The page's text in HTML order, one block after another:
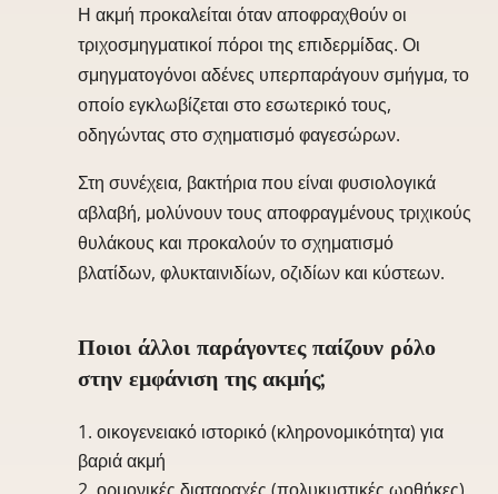
Η ακμή προκαλείται όταν αποφραχθούν οι
τριχοσμηγματικοί πόροι της επιδερμίδας. Οι
σμηγματογόνοι αδένες υπερπαράγουν σμήγμα, το
οποίο εγκλωβίζεται στο εσωτερικό τους,
οδηγώντας στο σχηματισμό φαγεσώρων.
Στη συνέχεια, βακτήρια που είναι φυσιολογικά
αβλαβή, μολύνουν τους αποφραγμένους τριχικούς
θυλάκους και προκαλούν το σχηματισμό
βλατίδων, φλυκταινιδίων, οζιδίων και κύστεων.
Ποιοι άλλοι παράγοντες παίζουν ρόλο
στην εμφάνιση της ακμής;
οικογενειακό ιστορικό (κληρονομικότητα) για
βαριά ακμή
ορμονικές διαταραχές (πολυκυστικές ωοθήκες)